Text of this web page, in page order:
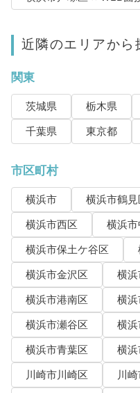
近隣のエリアから
関東
茨城県 栃木県
千葉県
東京都
市区町村
横浜市 横浜市鶴見
横浜市西区
横浜市
横浜市保土ケ谷区
横浜市金沢区
横
横浜市港南区
横浜
横浜市瀬谷区
横浜
横浜市青葉区
横
川崎市川崎区
川